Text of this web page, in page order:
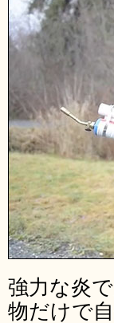
強力な炎
物だけで